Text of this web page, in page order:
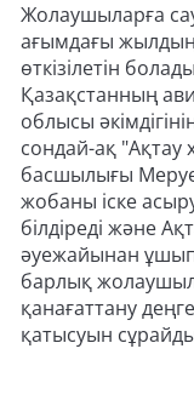
Жолаушыларға
ағымдағы жылдың
өткізілетін болады
Қазақстанның
облысы
сондай-ақ
басшылығы
жобаны іске
білдіреді және
әуежайынан
барлық
қанағаттану
қатысуын